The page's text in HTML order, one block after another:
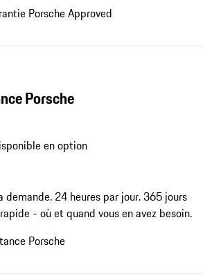
Porsche Approved
Porsche
en option
24 heures par jour. 365 jours
- où et quand vous en avez besoin.
Porsche